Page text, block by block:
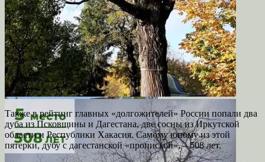
Также в рейтинг главных «долгожителей» России попали два
дуба из Псковщины и Дагестана, две сосны из Иркутской
области и Республики Хакасия. Самому юному из этой
пятерки, дубу с дагестанской «пропиской», – 508 лет.